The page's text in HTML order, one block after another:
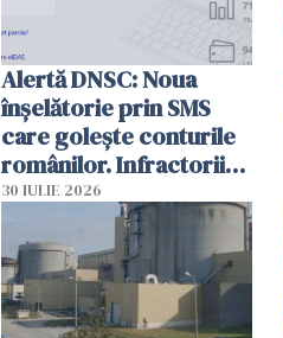
Alertă DNSC: Noua
înșelătorie prin SMS
care golește conturile
românilor. Infractorii
folosesc numele
Ghișeul.ro și al Poliției
Române
30 IULIE 2026